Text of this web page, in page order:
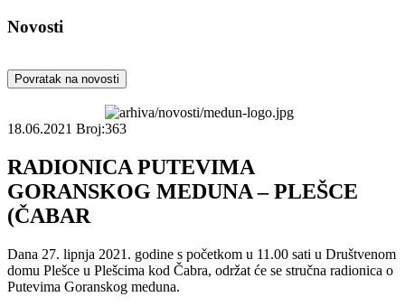
Novosti
Povratak na novosti
18.06.2021 Broj:363
RADIONICA PUTEVIMA
GORANSKOG MEDUNA – PLEŠCE
(ČABAR
Dana 27. lipnja 2021. godine s početkom u 11.00 sati u Društvenom
domu Plešce u Plešcima kod Čabra, održat će se stručna radionica o
Putevima Goranskog meduna.